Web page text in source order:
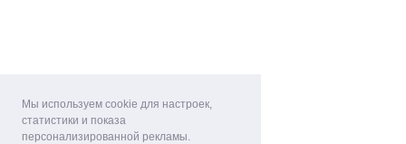
Мы используем cookie для настроек,
статистики и показа
персонализированной рекламы.